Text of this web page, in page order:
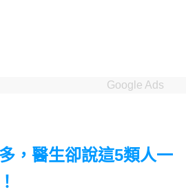
Google Ads
，醫生卻說這5類人一